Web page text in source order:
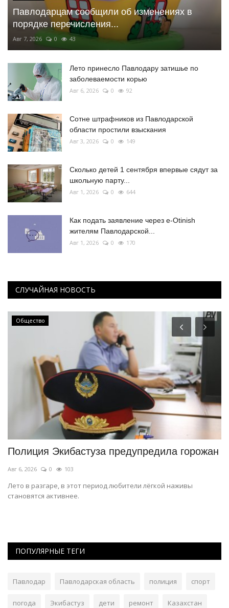
Павлодарцам сообщили об изменениях в
порядке перечисления...
Авг 7, 2026 0 43
Лето принесло Павлодару затишье по
заболеваемости корью
Авг 6, 2026 0 92
Сотне штрафников из Павлодарской
области простили взыскания
Авг 3, 2026 0 149
Сколько детей 1 сентября впервые сядут за
школьную парту...
Авг 1, 2026 0 644
Как подать заявление через e-Otinish
жителям Павлодарской...
Авг 1, 2026 0 170
СЛУЧАЙНАЯ НОВОСТЬ
Общество
Полиция Экибастуза предупредила горожан
Авг 6, 2026 0 103
Лето в разгаре, в этот период любители лёгкой наживы
становятся активнее.
ПОПУЛЯРНЫЕ ТЕГИ
Павлодар Павлодарская область полиция спорт
погода Экибастуз дети ремонт Казахстан